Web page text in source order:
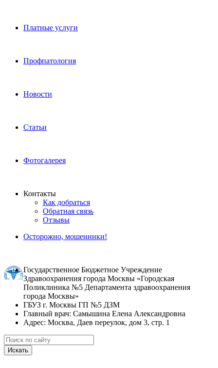
Платные услуги
Профпатология
Новости
Статьи
Фотогалерея
Контакты
Как добраться
Обратная связь
Отзывы
Осторожно, мошенники!
Государственное Бюджетное Учреждение
Здравоохранения города Москвы «Городская
Поликлиника №5 Департамента здравоохранения
города Москвы»
ГБУЗ г. Москвы ГП №5 ДЗМ
Главный врач: Самышина Елена Александровна
Адрес: Москва, Даев переулок, дом 3, стр. 1
Искать